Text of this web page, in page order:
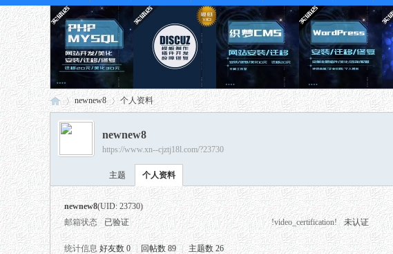
›
newnew8 个人资料
newnew8
https://www.xn--cjztj18l.com/?23730
主题 个人资料
newnew8(UID: 23730)
邮箱状态
已验证 !video_certification! 未认证
统计信息 好友数 0 回帖数 89 主题数 26